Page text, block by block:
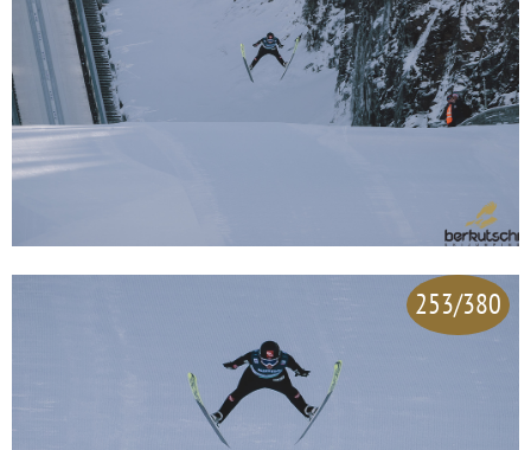
253/380